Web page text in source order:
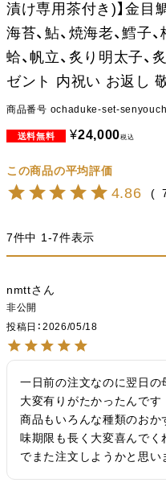
漬け専用茶付き)】金目鯛
海苔、鮎、焼海老、鱈子
蛤、帆立、炙り明太子、
ゼント 内祝い お返し
商品番号 ochaduke-set-
¥24,000税込
4.86
7件中 1-7件表示
nmtt
非公開
投稿日
2026/05/18
一日前の注文なのに翌日の
大変有りがたかったんです
商品もいろんな種類のお
味期限も長く大変喜んで
でまた注文しようかと思い